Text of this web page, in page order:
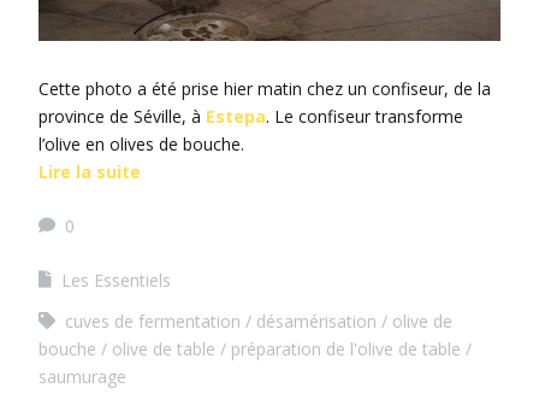
Cette photo a été prise hier matin chez un confiseur, de la
province de Séville, à Estepa. Le confiseur transforme
l’olive en olives de bouche.
Lire la suite
0
Les Essentiels
cuves de fermentation
désamérisation
olive de
bouche
olive de table
préparation de l'olive de table
saumurage